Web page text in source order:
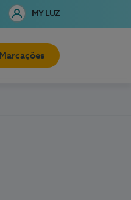
MY LUZ
Marcações